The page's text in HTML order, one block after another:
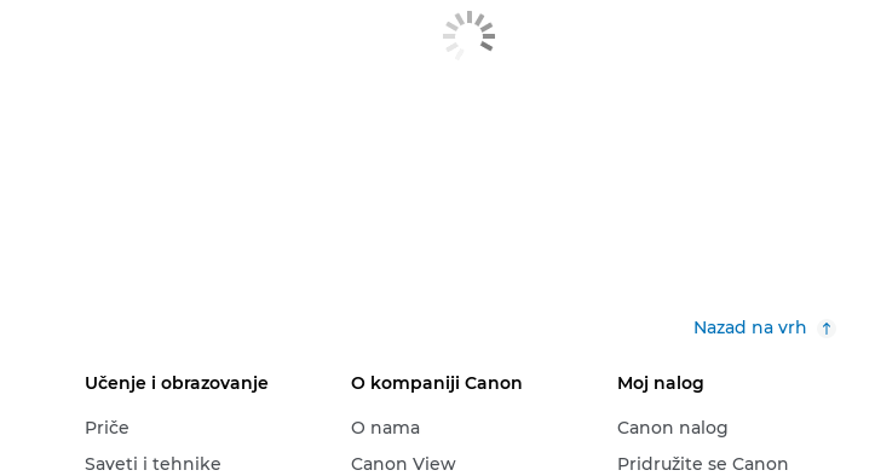
Nazad na vrh
Učenje i obrazovanje
Priče
Saveti i tehnike
O kompaniji Canon
O nama
Canon View
Moj nalog
Canon nalog
Pridružite se Canon